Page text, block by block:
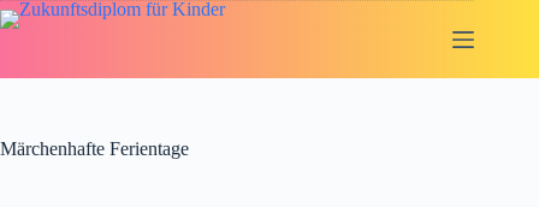
Zum
Inhalt
Märchenhafte Ferientage